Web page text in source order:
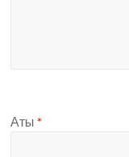
Аты *